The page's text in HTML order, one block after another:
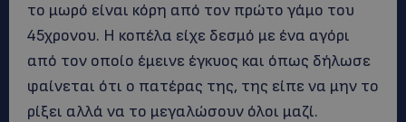
το μωρό είναι κόρη από τον πρώτο γάμο του
45χρονου. Η κοπέλα είχε δεσμό με ένα αγόρι
από τον οποίο έμεινε έγκυος και όπως δήλωσε
φαίνεται ότι ο πατέρας της, της είπε να μην το
ρίξει αλλά να το μεγαλώσουν όλοι μαζί.